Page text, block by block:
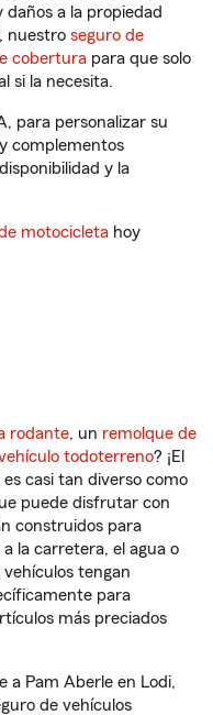
daños a la propiedad
nuestro seguro de
cobertura para que solo
si la necesita.
para personalizar su
complementos
y la
motocicleta hoy
rodante, un remolque de
todoterreno? ¡El
casi tan diverso como
puede disfrutar con
construidos para
la carretera, el agua o
vehículos tengan
para
más preciados
a Pam Aberle en Lodi,
de vehículos